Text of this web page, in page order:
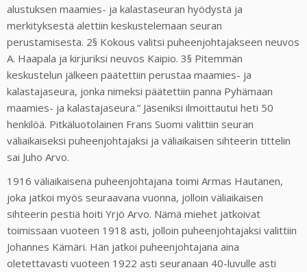
alustuksen maamies- ja kalastaseuran hyödystä ja
merkityksestä alettiin keskustelemaan seuran
perustamisesta. 2§ Kokous valitsi puheenjohtajakseen neuvos
A. Haapala ja kirjuriksi neuvos Kaipio. 3§ Pitemmän
keskustelun jälkeen päätettiin perustaa maamies- ja
kalastajaseura, jonka nimeksi päätettiin panna Pyhämaan
maamies- ja kalastajaseura.” Jäseniksi ilmoittautui heti 50
henkilöä. Pitkäluotolainen Frans Suomi valittiin seuran
väliaikaiseksi puheenjohtajaksi ja väliaikaisen sihteerin tittelin
sai Juho Arvo.
1916 väliaikaisena puheenjohtajana toimi Armas Hautanen,
joka jatkoi myös seuraavana vuonna, jolloin väliaikaisen
sihteerin pestiä hoiti Yrjö Arvo. Nämä miehet jatkoivat
toimissaan vuoteen 1918 asti, jolloin puheenjohtajaksi valittiin
Johannes Kämäri. Hän jatkoi puheenjohtajana aina
oletettavasti vuoteen 1922 asti seuranaan 40-luvulle asti